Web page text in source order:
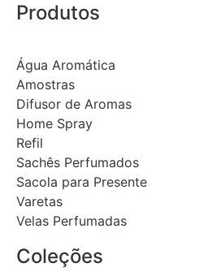
Produtos
Água Aromática
Amostras
Difusor de Aromas
Home Spray
Refil
Sachês Perfumados
Sacola para Presente
Varetas
Velas Perfumadas
Coleções